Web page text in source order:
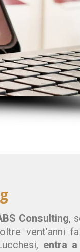
Consulting,
vent’anni
entra